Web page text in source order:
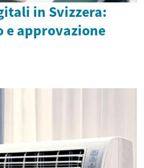
in Svizzera:
e approvazione